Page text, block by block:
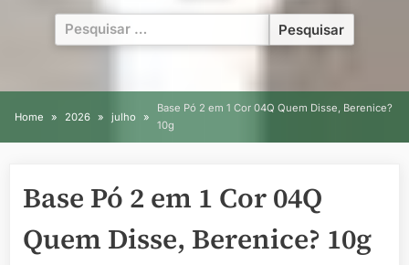
Pesquisar
por:
Home 2026 julho
Base Pó 2 em 1 Cor 04Q Quem Disse, Berenice?
10g
Base Pó 2 em 1 Cor 04Q
Quem Disse, Berenice? 10g